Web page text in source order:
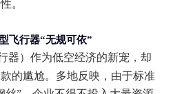
。
飞行器“无规可依”
器）作为低空经济的新宠，却
的尴尬。多地反映，由于标准